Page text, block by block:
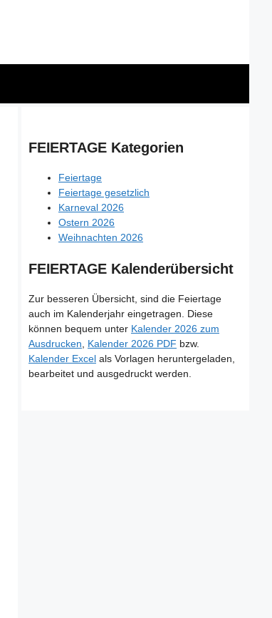
FEIERTAGE Kategorien
Feiertage
Feiertage gesetzlich
Karneval 2026
Ostern 2026
Weihnachten 2026
FEIERTAGE Kalenderübersicht
Zur besseren Übersicht, sind die Feiertage
auch im Kalenderjahr eingetragen. Diese
können bequem unter Kalender 2026 zum
Ausdrucken
Kalender 2026 PDF bzw.
Kalender Excel als Vorlagen heruntergeladen,
bearbeitet und ausgedruckt werden.